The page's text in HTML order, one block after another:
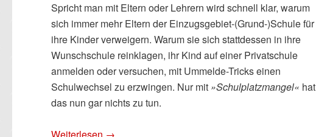
Spricht man mit Eltern oder Lehrern wird schnell klar, warum
sich immer mehr Eltern der Einzugsgebiet-(Grund-)Schule für
ihre Kinder verweigern. Warum sie sich stattdessen in ihre
Wunschschule reinklagen, ihr Kind auf einer Privatschule
anmelden oder versuchen, mit Ummelde-Tricks einen
Schulwechsel zu erzwingen. Nur mit »Schulplatzmangel« hat
das nun gar nichts zu tun.